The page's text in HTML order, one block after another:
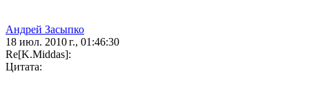
Андрей Засыпко
18 июл. 2010 г., 01:46:30
Re[K.Middas]:
Цитата: